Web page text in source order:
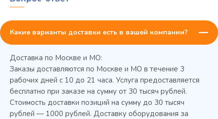
Колода разрубочная КР-5/5
Какие варианты доставки есть в вашей компании?
Доставка по Москве и МО:
Заказы доставляются по Москве и МО в течение 3
рабочих дней с 10 до 21 часа. Услуга предоставляется
бесплатно при заказе на сумму от 30 тысяч рублей.
Стоимость доставки позиций на сумму до 30 тысяч
рублей — 1000 рублей. Доставку оборудования за